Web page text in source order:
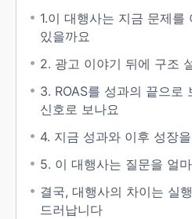
1.이 대행사는 지금 문제를
있을까요
2. 광고 이야기 뒤에 구조
3. ROAS를 성과의 끝으로
신호로 보나요
4. 지금 성과와 이후 성장
5. 이 대행사는 질문을 얼
결국, 대행사의 차이는 실
드러납니다